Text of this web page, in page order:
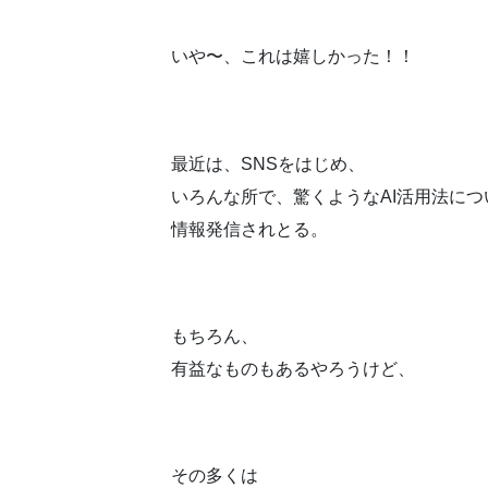
いや〜、これは嬉しかった！！
最近は、SNSをはじめ、
いろんな所で、驚くようなAI活用法につ
情報発信されとる。
もちろん、
有益なものもあるやろうけど、
その多くは